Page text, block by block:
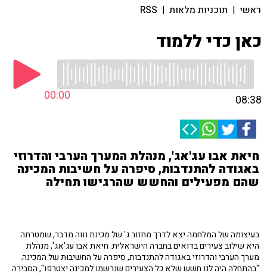
ראשי | תוכניות מלאות |
RSS
כאן כדי ללמוד
00:00 08:38
חיאת אבו עג'אג', מנהלת המערך הערבי והדרוזי
באגודה להתנדבות, סיפרה על חשיבות המכינה
שהם מפעילים והחשש שהרגישו תחילה
בעיצומה של המלחמה יצא לדרך מחזור ג' של מכינת נווה מדבר, שמטרתה
היא שילוב צעירים בדואים בחברה הישראלית. חיאת אבו עג'אג', מנהלת
מערך הערבי והדרוזי באגודה להתנדבות, סיפרה על החשיבות של המכינה.
"בהתחלה היה לנו חשש שלא כל הצעירים שנרשמו למכינה יצטרפו", הסבירה.